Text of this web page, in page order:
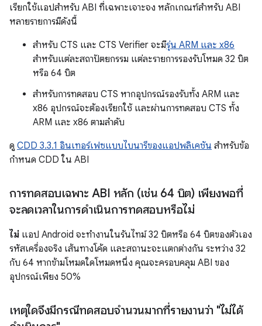
เรียกใช้แอปสำหรับ ABI ที่เฉพาะเจาะจง หลักเกณฑ์สำหรับ ABI
หลายรายการมีดังนี้
สำหรับ CTS และ CTS Verifier จะมีรุ่น ARM และ x86
สำหรับแต่ละสถาปัตยกรรม แต่ละรายการรองรับโหมด 32 บิต
หรือ 64 บิต
สำหรับการทดสอบ CTS หากอุปกรณ์รองรับทั้ง ARM และ
x86 อุปกรณ์จะต้องเรียกใช้ และผ่านการทดสอบ CTS ทั้ง
ARM และ x86 ตามลำดับ
ดู CDD 3.3.1 อินเทอร์เฟซแบบไบนารีของแอปพลิเคชัน สำหรับข้อ
กำหนด CDD ใน ABI
การทดสอบเฉพาะ ABI หลัก (เช่น 64 บิต) เพียงพอที่
จะลดเวลาในการดำเนินการทดสอบหรือไม่
ไม่ แอป Android จะทำงานในรันไทม์ 32 บิตหรือ 64 บิตของตัวเอง
รหัสเครื่องจริง เส้นทางโค้ด และสถานะจะแตกต่างกัน ระหว่าง 32
กับ 64 หากข้ามโหมดใดโหมดหนึ่ง คุณจะครอบคลุม ABI ของ
อุปกรณ์เพียง 50%
เหตุใดจึงมีกรณีทดสอบจำนวนมากที่รายงานว่า "ไม่ได้